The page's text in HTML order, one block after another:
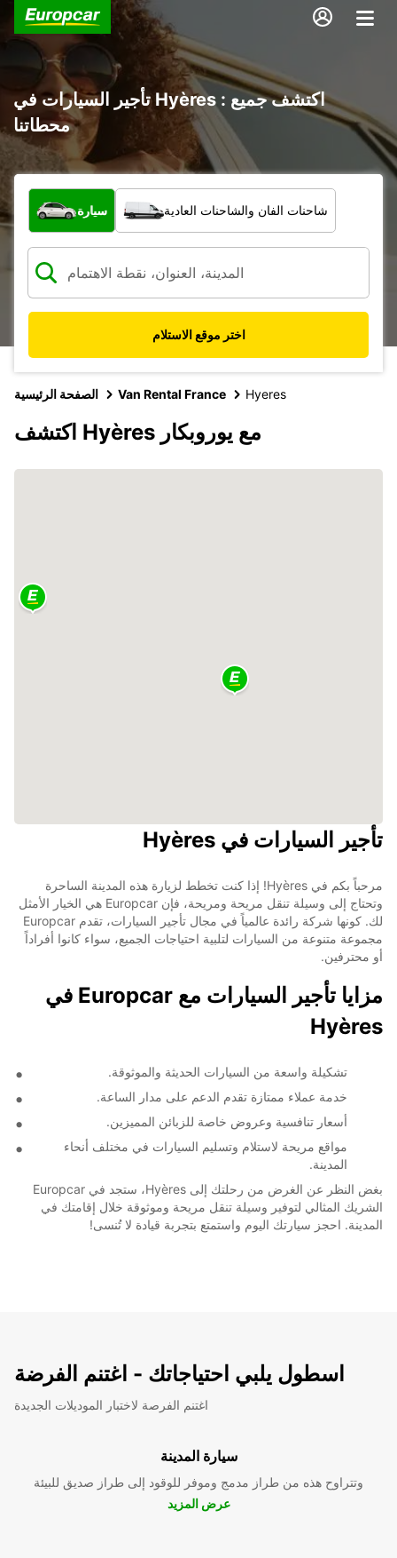
تأجير السيارات في Hyères : اكتشف جميع
محطاتنا
ما نوع المركبة؟
سيارة شاحنات الفان والشاحنات العادية
اختر موقع الاستلام
الصفحة الرئيسية Van Rental France Hyeres
اكتشف Hyères مع يوروبكار
تأجير السيارات في Hyères
مرحباً بكم في Hyères! إذا كنت تخطط لزيارة هذه المدينة الساحرة
وتحتاج إلى وسيلة تنقل مريحة ومريحة، فإن Europcar هي الخيار الأمثل
لك. كونها شركة رائدة عالمياً في مجال تأجير السيارات، تقدم Europcar
مجموعة متنوعة من السيارات لتلبية احتياجات الجميع، سواء كانوا أفراداً
أو محترفين.
مزايا تأجير السيارات مع Europcar في
Hyères
تشكيلة واسعة من السيارات الحديثة والموثوقة.
خدمة عملاء ممتازة تقدم الدعم على مدار الساعة.
أسعار تنافسية وعروض خاصة للزبائن المميزين.
مواقع مريحة لاستلام وتسليم السيارات في مختلف أنحاء
المدينة.
بغض النظر عن الغرض من رحلتك إلى Hyères، ستجد في Europcar
الشريك المثالي لتوفير وسيلة تنقل مريحة وموثوقة خلال إقامتك في
المدينة. احجز سيارتك اليوم واستمتع بتجربة قيادة لا تُنسى!
اسطول يلبي احتياجاتك - اغتنم الفرضة
اغتنم الفرصة لاختبار الموديلات الجديدة
سيارة المدينة
وتتراوح هذه من طراز مدمج وموفر للوقود إلى طراز صديق للبيئة
عرض المزيد